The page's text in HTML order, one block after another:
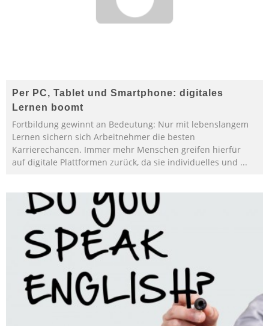
Per PC, Tablet und Smartphone: digitales
Lernen boomt
Fortbildung gewinnt an Bedeutung: Nur mit lebenslangem
Lernen sichern sich Arbeitnehmer die besten
Karrierechancen. Immer mehr Menschen greifen hierfür
auf digitale Plattformen zurück, da sie individuelles und ...